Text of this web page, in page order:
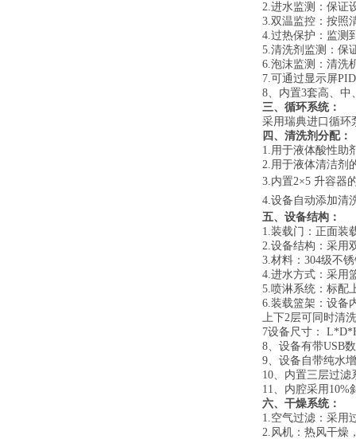
2.进水监测：保证
3.双温监控：按照
4.过热保护：监测
5.清洗剂监测：保
6.泡沫监测：清洗
7.可通过显示屏
8、内置3套高、中
三、 循环系统：
采用瑞典进口 循环
四、 清洗剂分配：
1.用于液体酸性助
2.用于液体清洁剂
3.内置2×5 升容器
4.设备自动添加清
五、 设备结构：
1.装载门：正面装
2.设备结构：采用
3.材料：304级不
4.进水方式：采用
5.喷淋系统：标配
6.装载篮架： 设备
上下2层可同时清
7设备尺寸：
8、 设备有带USB
9、设备自带纯水
10、 内置三层过滤
11、 内腔采用 10%
六、 干燥系统：
1.空气过滤：采用
2.风机： 热风干燥